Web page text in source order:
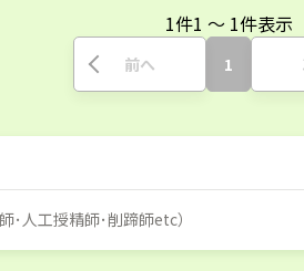
1件1 〜 1件表示
前へ 1
人工授精師･削蹄師etc）